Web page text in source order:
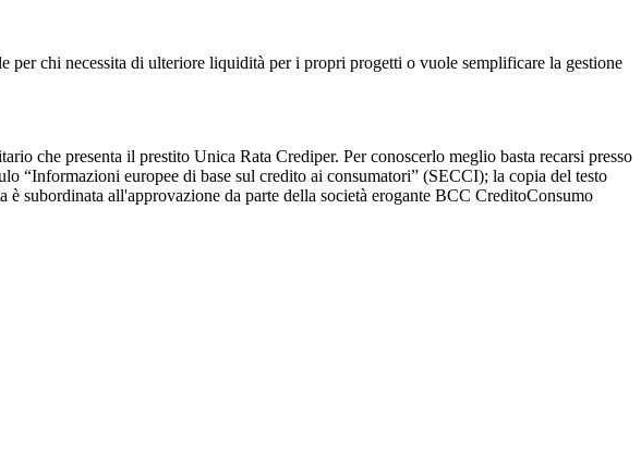
per chi necessita di ulteriore liquidità per i propri progetti o vuole semplificare la gestione
che presenta il prestito Unica Rata Crediper. Per conoscerlo meglio basta recarsi presso
“Informazioni europee di base sul credito ai consumatori” (SECCI); la copia del testo
subordinata all'approvazione da parte della società erogante BCC CreditoConsumo